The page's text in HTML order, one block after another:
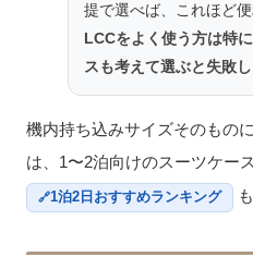
提で選べば、これほど
LCCをよく使う方は特
スも考えて選ぶと失敗
機内持ち込みサイズそのもの
は、1〜2泊向けのスーツケー
1泊2日おすすめランキング